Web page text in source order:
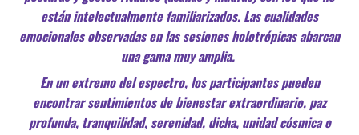
están intelectualmente familiarizados. Las cualidades
emocionales observadas en las sesiones holotrópicas abarcan
una gama muy amplia.
En un extremo del espectro, los participantes pueden
encontrar sentimientos de bienestar extraordinario, paz
profunda, tranquilidad, serenidad, dicha, unidad cósmica o